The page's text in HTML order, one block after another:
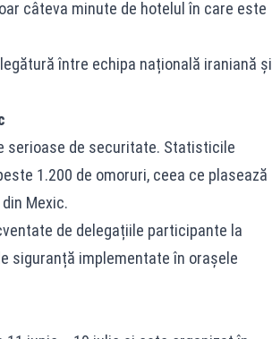
câteva minute de hotelul în care este
între echipa națională iraniană și
serioase de securitate. Statisticile
1.200 de omoruri, ceea ce plasează
Mexic.
de delegațiile participante la
siguranță implementate în orașele